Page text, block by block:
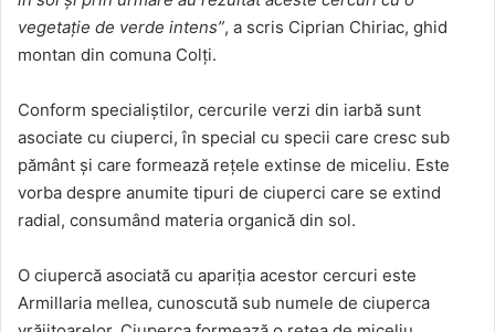
vegetație de verde intens”, a scris Ciprian Chiriac, ghid
montan din comuna Colți.
Conform specialiștilor, cercurile verzi din iarbă sunt
asociate cu ciuperci, în special cu specii care cresc sub
pământ și care formează rețele extinse de miceliu. Este
vorba despre anumite tipuri de ciuperci care se extind
radial, consumând materia organică din sol.
O ciupercă asociată cu apariția acestor cercuri este
Armillaria mellea, cunoscută sub numele de ciuperca